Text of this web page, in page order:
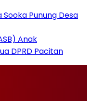
Punung Desa
Anak
DPRD Pacitan